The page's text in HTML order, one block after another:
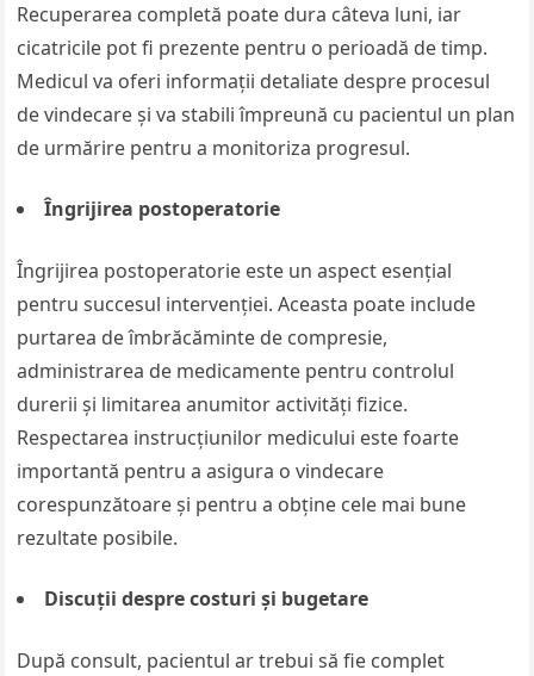
Recuperarea completă poate dura câteva luni, iar
cicatricile pot fi prezente pentru o perioadă de timp.
Medicul va oferi informații detaliate despre procesul
de vindecare și va stabili împreună cu pacientul un plan
de urmărire pentru a monitoriza progresul.
Îngrijirea postoperatorie
Îngrijirea postoperatorie este un aspect esențial
pentru succesul intervenției. Aceasta poate include
purtarea de îmbrăcăminte de compresie,
administrarea de medicamente pentru controlul
durerii și limitarea anumitor activități fizice.
Respectarea instrucțiunilor medicului este foarte
importantă pentru a asigura o vindecare
corespunzătoare și pentru a obține cele mai bune
rezultate posibile.
Discuții despre costuri și bugetare
După consult, pacientul ar trebui să fie complet